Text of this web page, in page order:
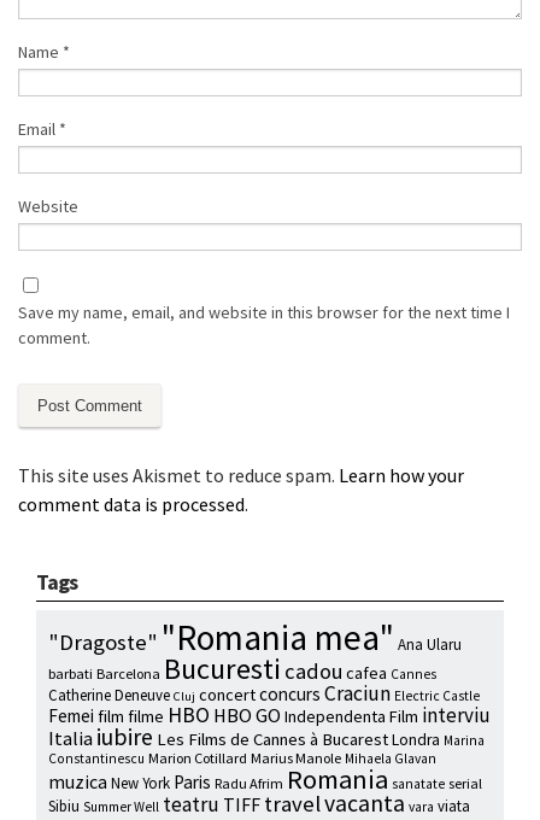
Name *
Email *
Website
Save my name, email, and website in this browser for the next time I
comment.
This site uses Akismet to reduce spam. Learn how your
comment data is processed.
Tags
"Dragoste" "Romania mea" Ana Ularu
barbati Barcelona Bucuresti cadou cafea Cannes
Catherine Deneuve Cluj concertconcurs Craciun Electric Castle
Femei film filme HBO HBO GO Independenta Film interviu
Italiaiubire Les Films de Cannes à BucarestLondra Marina
Constantinescu Marion Cotillard Marius Manole Mihaela Glavan
muzica New York Paris Radu Afrim Romania sanatate serial
Sibiu Summer Well teatru TIFF travelvacanta vara viata